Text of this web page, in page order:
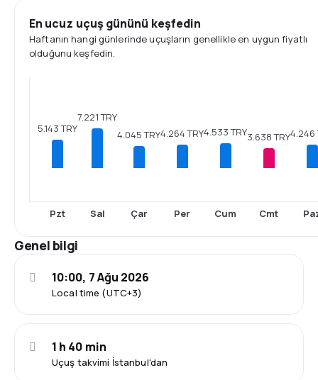
En ucuz uçuş gününü keşfedin
Haftanın hangi günlerinde uçuşların genellikle en uygun fiyatlı
olduğunu keşfedin.
5.143 TRY
Pzt
7.221 TRY
Sal
4.045 TRY
Çar
4.264 TRY
Per
4.533 TRY
Cum
3.638 TRY
Cmt
4.246
Genel bilgi
Local time (UTC+3)
10:00, 7 Ağu 2026
Uçuş takvimi İstanbul'dan
1 h 40 min